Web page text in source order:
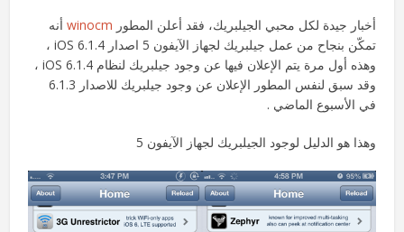
أخبار جيدة لكل محبي الجيلبريك، فقد أعلن المطور winocm أنه
تمكّن بنجاح من عمل جيلبريك لجهاز الآيفون 5 اصدار iOS 6.1.4 ،
وهذه أول مرة يتم الإعلان فيها عن وجود جيلبريك لنظام iOS 6.1.4 ،
وقد سبق لنفس المطور الإعلان عن وجود جيلبريك للاصدار 6.1.3
في الأسبوع الماضي .
وهذا هو الدليل لوجود الجيلبريك لجهاز الآيفون 5